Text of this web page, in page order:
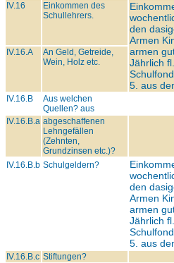
IV.16
Einkommen des
Schullehrers.
den
Armen
armen
Jährlich
5. aus
IV.16.A
An Geld, Getreide,
Wein, Holz etc.
IV.16.B
Aus welchen
Quellen? aus
IV.16.B.a abgeschaffenen
Lehngefällen
(Zehnten,
Grundzinsen etc.)?
IV.16.B.b Schulgeldern?
den
Armen
armen
Jährlich
5. aus
IV.16.B.c Stiftungen?